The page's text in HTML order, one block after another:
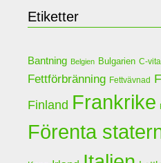
Etiketter
Bantning Belgien Bulgarien C-
Fettförbränning Fettvävnad
Finland Frankrike
Förenta